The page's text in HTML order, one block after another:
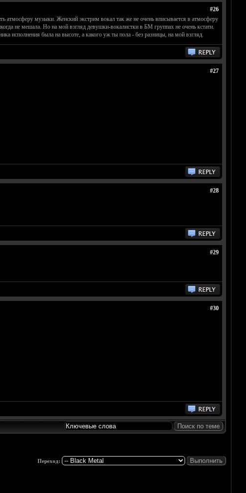
#26
музыки. Женский экстрим вокал так же не очень вписывается в атмосферу
не мешала. Но на мой взгляд девушки-вокалистки в БМ группах не очень кстати.
исполнения была на высоте, а какого уж ты пола - без разницы, на мой взгляд.
#27
#28
#29
#30
Переход: